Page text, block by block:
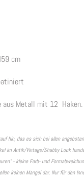
cm
aus Metall mit 12 Haken.
hin, das es sich bei allen
im Antik/Vintage/Shabby Look
- kleine Farb- und
keinen Mangel dar. Nur für den